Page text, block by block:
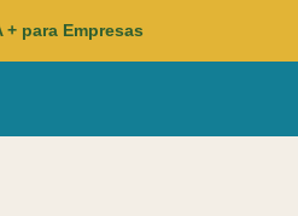
+ para Empresas